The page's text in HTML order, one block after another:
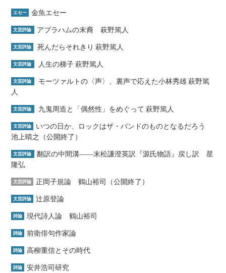
エセー 金魚エセー
文芸評論 アブラハムの末裔 萩野篤人
文芸評論 死んだらそれきり 萩野篤人
文芸評論 人生の梯子 萩野篤人
文芸評論
モーツァルトの〈声〉、裏声で応えた小林秀雄 萩野篤
人
文芸評論 九鬼周造と「偶然性」をめぐって 萩野篤人
文芸評論
いつの日か、ロックはザ・バンドのものとなるだろう
池上晴之（公開終了）
文芸評論
翻訳の中間溝――末松謙澄英訳『源氏物語』戻し訳 星
隆弘
文芸評論 正岡子規論 鶴山裕司（公開終了）
文芸評論 辻原登論
詩論 現代詩人論 鶴山裕司
詩論 前衛俳句作家論
詩論 高柳重信とその時代
詩論 安井浩司研究